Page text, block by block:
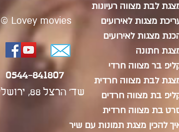
© Lovey movies
0544-841807
שד' הרצל 88, ירושלים
לבת מצווה רעיונות
מצגות לאירועים
מצגות לאירועים
חתונה
בר מצווה חרדי
לבת מצווה חרדית
בת מצווה חרדים
בת מצווה חרדית
להכין מצגת תמונות עם שיר